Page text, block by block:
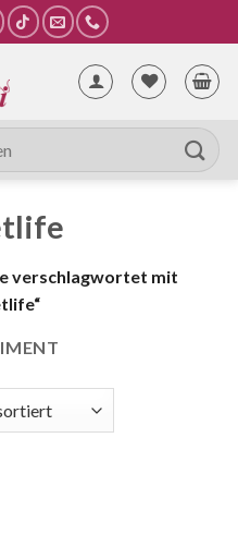
verschlagwortet mit